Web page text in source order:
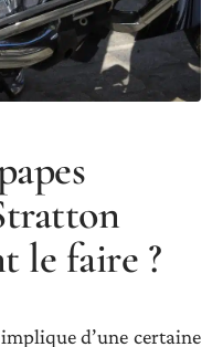
le faire ?
d’une certaine